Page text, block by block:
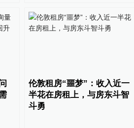
伦敦租房“噩梦”：收入近一
半花在房租上，与房东斗智
斗勇